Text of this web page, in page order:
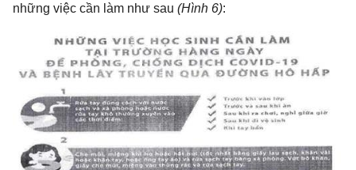
những việc cần làm như sau (Hình 6):